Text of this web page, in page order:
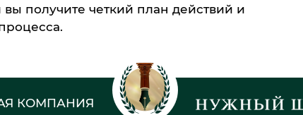
получите четкий план действий и
КОМПАНИЯ